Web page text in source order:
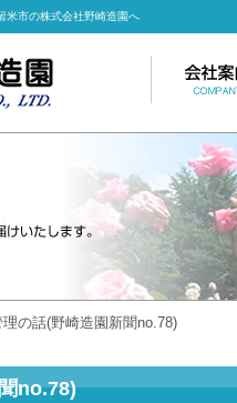
米市の株式会社野崎造園へ
の話(野崎造園新聞no.78)
no.78)